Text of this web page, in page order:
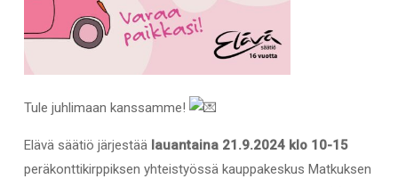
Tule juhlimaan kanssamme!
Elävä säätiö järjestää lauantaina 21.9.2024 klo 10-15
peräkonttikirppiksen yhteistyössä kauppakeskus Matkuksen